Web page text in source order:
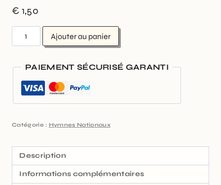
€ 1,50
Ajouter au panier
PAIEMENT SÉCURISÉ GARANTI
Catégorie : Hymnes Nationaux
Description
Informations complémentaires